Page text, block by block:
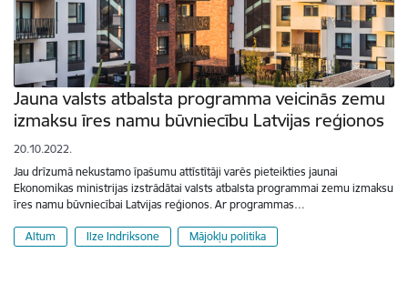
Jauna valsts atbalsta programma veicinās zemu
izmaksu īres namu būvniecību Latvijas reģionos
20.10.2022.
Jau drīzumā nekustamo īpašumu attīstītāji varēs pieteikties jaunai
Ekonomikas ministrijas izstrādātai valsts atbalsta programmai zemu izmaksu
īres namu būvniecībai Latvijas reģionos. Ar programmas…
Altum Ilze Indriksone Mājokļu politika